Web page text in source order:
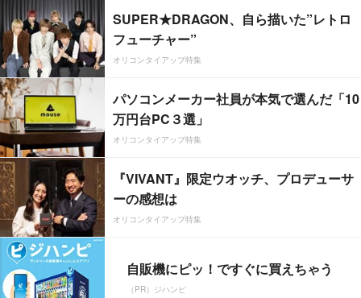
SUPER★DRAGON、自ら描いた”レトロ
フューチャー”
オリコンタイアップ特集
パソコンメーカー社員が本気で選んだ「10
万円台PC３選」
オリコンタイアップ特集
『VIVANT』限定ウオッチ、プロデューサ
ーの感想は
オリコンタイアップ特集
自販機にピッ！ですぐに買えちゃう
（PR）ジハンピ